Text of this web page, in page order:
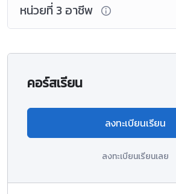
หน่วยที่ 3 อาชีพ
คอร์สเรียน
ลงทะเบียนเรียน
ลงทะเบียนเรียนเลย